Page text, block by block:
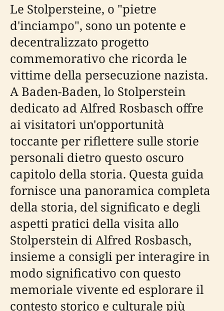
Le Stolpersteine, o "pietre
d'inciampo", sono un potente e
decentralizzato progetto
commemorativo che ricorda le
vittime della persecuzione nazista.
A Baden-Baden, lo Stolperstein
dedicato ad Alfred Rosbasch offre
ai visitatori un'opportunità
toccante per riflettere sulle storie
personali dietro questo oscuro
capitolo della storia. Questa guida
fornisce una panoramica completa
della storia, del significato e degli
aspetti pratici della visita allo
Stolperstein di Alfred Rosbasch,
insieme a consigli per interagire in
modo significativo con questo
memoriale vivente ed esplorare il
contesto storico e culturale più